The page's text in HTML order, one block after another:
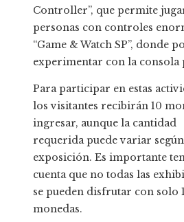
Controller”, que permite
personas con controles
“Game & Watch SP”, donde
experimentar con la consola
Para participar en estas
los visitantes recibirán 10
ingresar, aunque la cantidad
requerida puede variar
exposición. Es importante
cuenta que no todas las
se pueden disfrutar con solo
monedas.